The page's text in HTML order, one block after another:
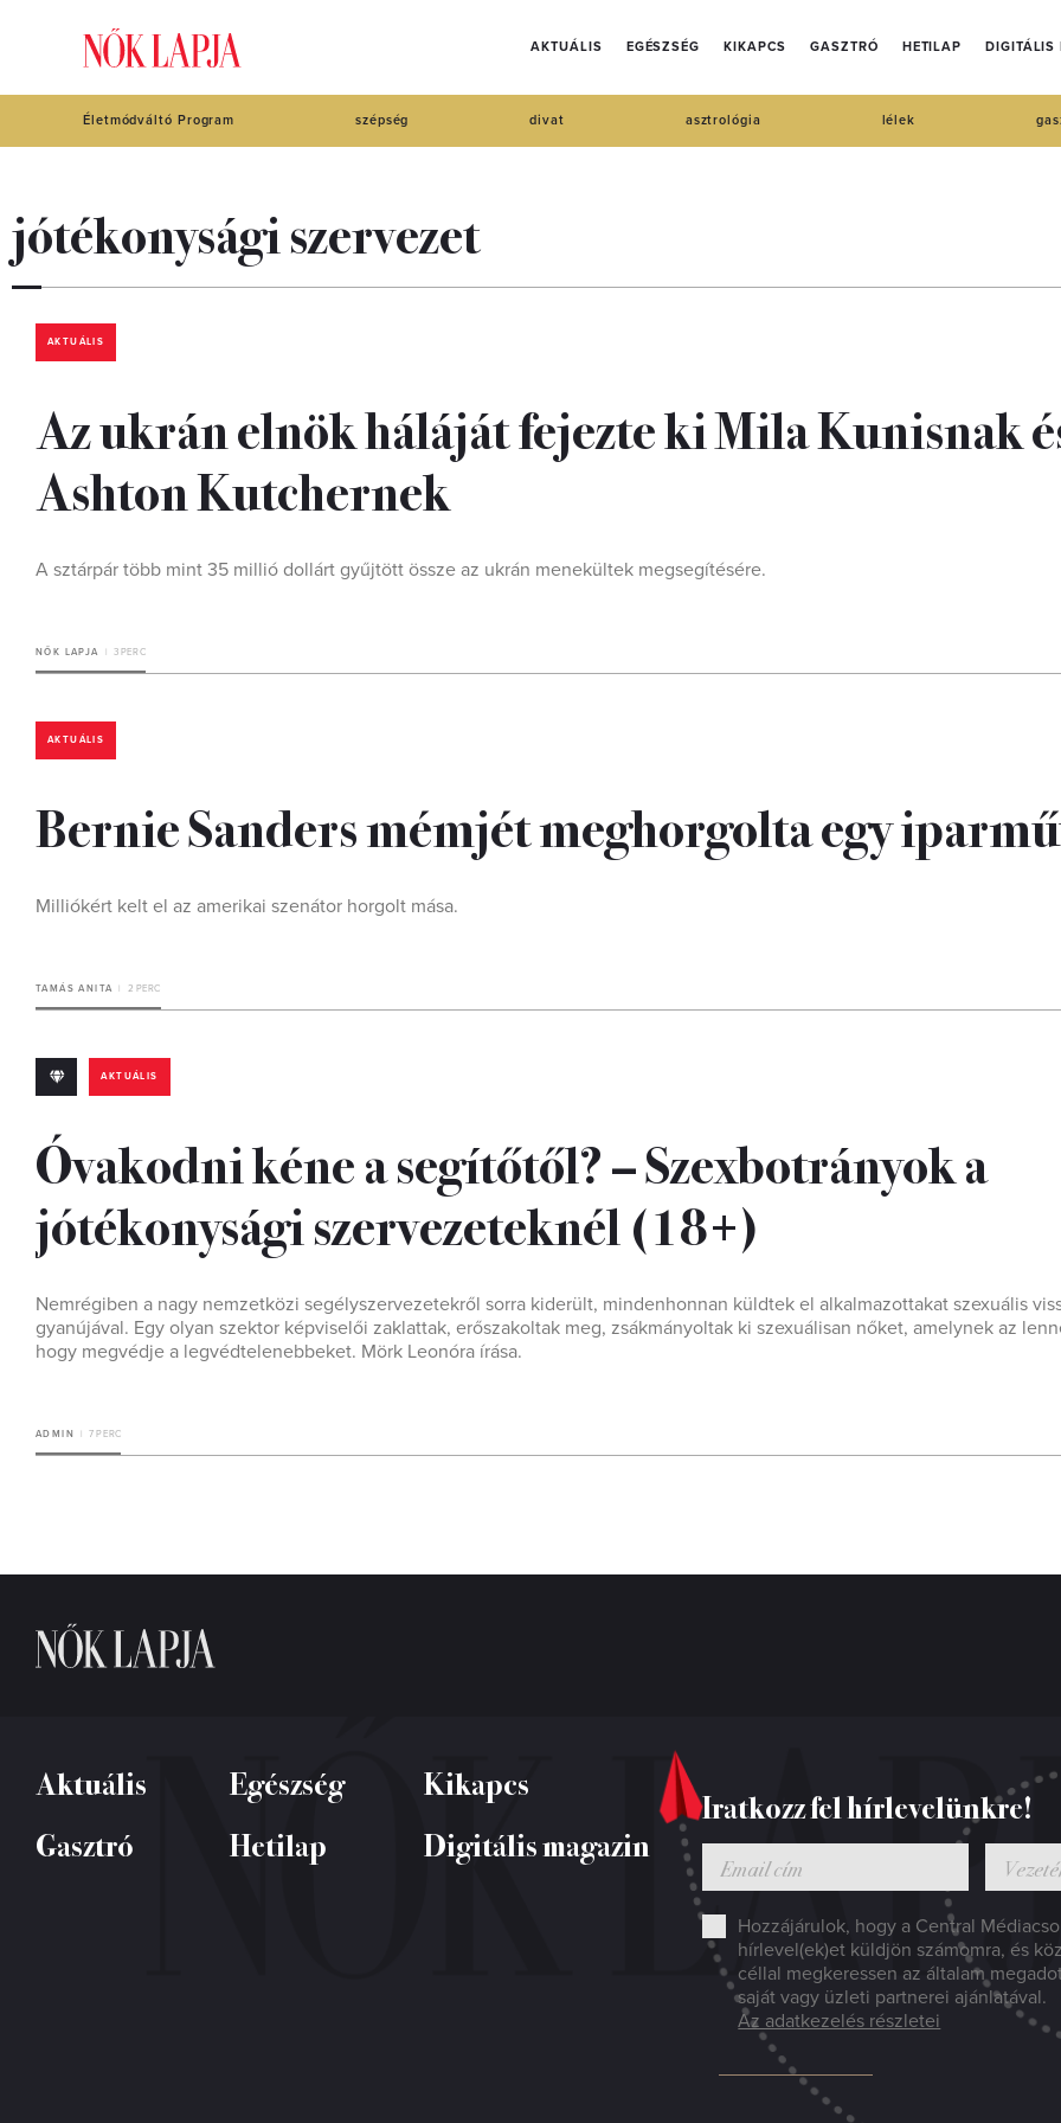
AKTUÁLIS EGÉSZSÉG KIKAPCS GASZTRÓ HETILAP DIGITÁLIS
Életmódváltó Program szépség divat asztrológia lélek
jótékonysági szervezet
AKTUÁLIS
Az ukrán elnök háláját fejezte ki Mila Kunisnak
Ashton Kutchernek
A sztárpár több mint 35 millió dollárt gyűjtött össze az ukrán menekültek megsegítésére.
NŐK LAPJA 3 PERC
AKTUÁLIS
Bernie Sanders mémjét meghorgolta egy
Milliókért kelt el az amerikai szenátor horgolt mása.
TAMÁS ANITA 2 PERC
AKTUÁLIS
Óvakodni kéne a segítőtől? – Szexbotrányok a
jótékonysági szervezeteknél (18+)
Nemrégiben a nagy nemzetközi segélyszervezetekről sorra kiderült, mindenhonnan küldtek el alkalmazottakat szexuális
gyanújával. Egy olyan szektor képviselői zaklattak, erőszakoltak meg, zsákmányoltak ki szexuálisan nőket, amelynek az
hogy megvédje a legvédtelenebbeket. Mörk Leonóra írása.
ADMIN 7 PERC
Aktuális Egészség
Kikapcs
Gasztró
Hetilap Digitális magazin
Iratkozz fel hírlevelünkre!
Hozzájárulok, hogy a Central
hírlevel(ek)et küldjön számomra, és
céllal megkeressen az általam
saját vagy üzleti partnerei ajánlatával.
Az adatkezelés részletei